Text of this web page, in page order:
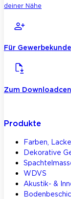
deiner Nähe
Für
Zum
Produkte
Farben,
Dekorative
WDVS
Akustik- &